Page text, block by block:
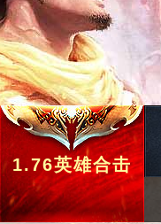
1.76英雄合击